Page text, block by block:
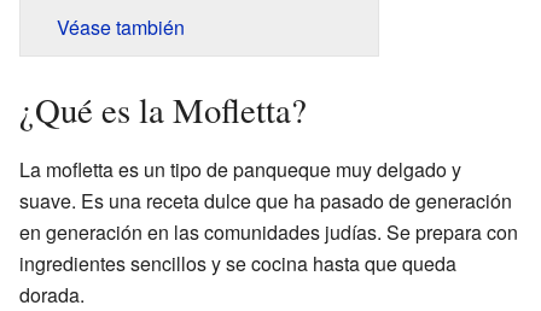
Véase también
¿Qué es la Mofletta?
La mofletta es un tipo de panqueque muy delgado y
suave. Es una receta dulce que ha pasado de generación
en generación en las comunidades judías. Se prepara con
ingredientes sencillos y se cocina hasta que queda
dorada.